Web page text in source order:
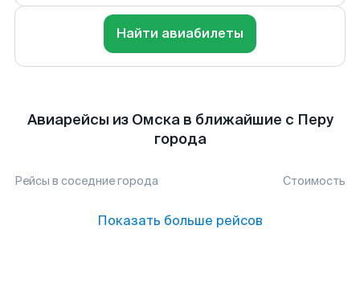
Найти авиабилеты
Авиарейсы из Омска в ближайшие с Перу
города
Рейсы в соседние города Стоимость
Показать больше рейсов